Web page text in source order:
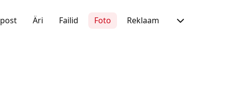
Äri Failid Foto Reklaam